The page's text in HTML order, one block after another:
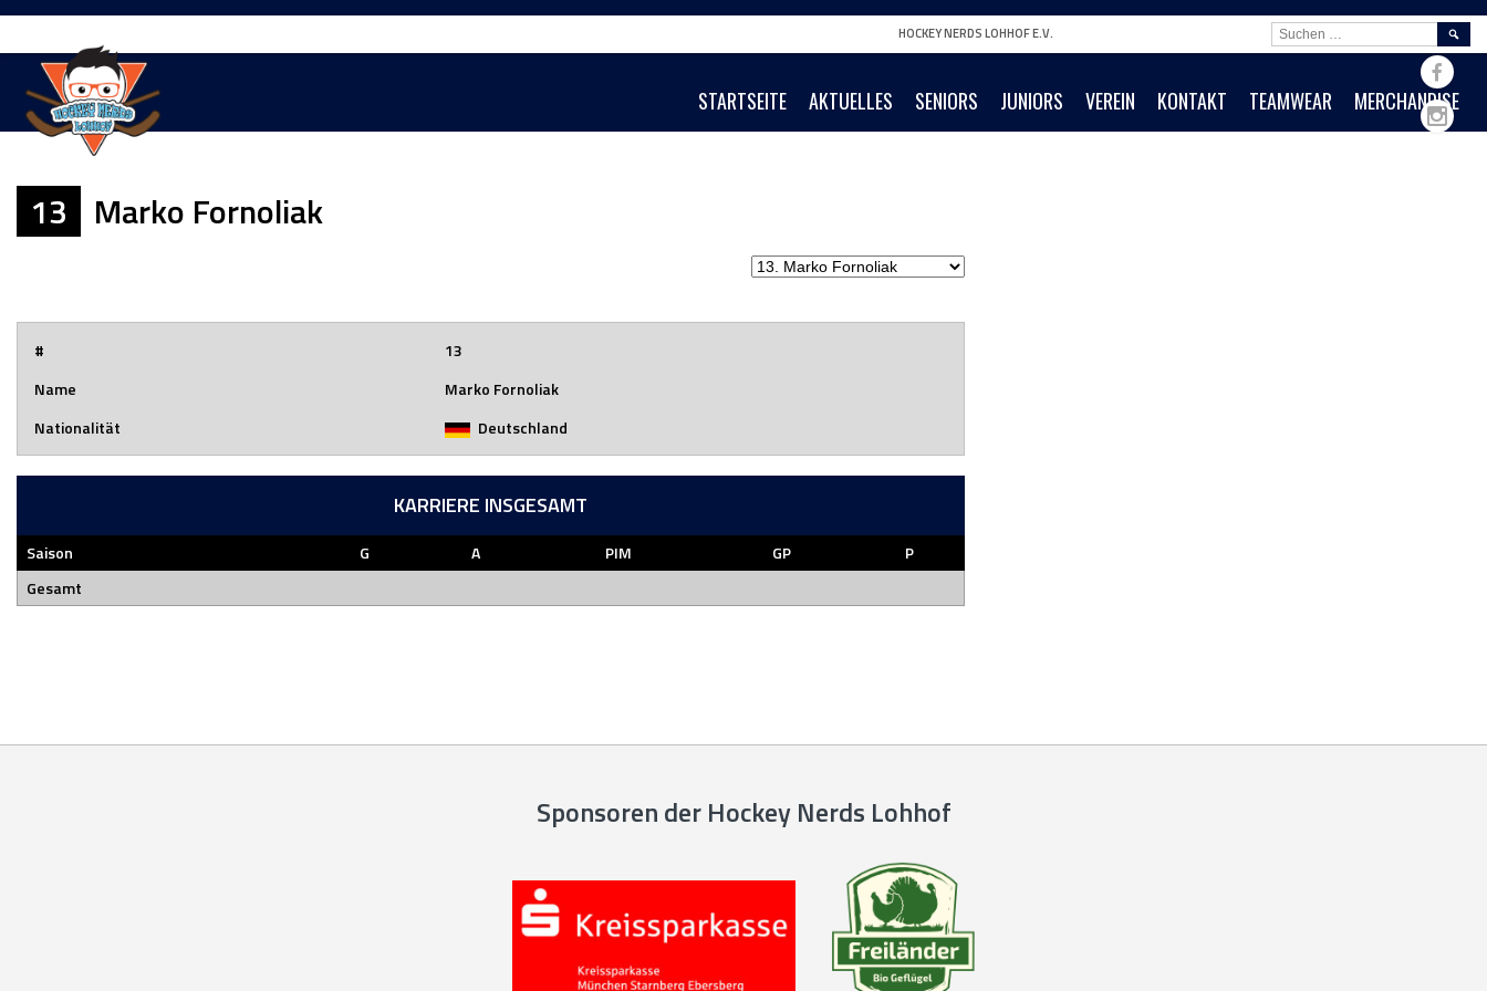
Springe
Inhalt
HOCKEY NERDS LOHHOF E.V.
STARTSEITE AKTUELLES SENIORS JUNIORS VEREIN KONTAKT TEAMWEAR MERCHANDISE
NACH:
13 Marko Fornoliak
#
13
Name
Marko Fornoliak
Nationalität
Deutschland
KARRIERE INSGESAMT
Saison G A PIM GP
P
Gesamt
Sponsoren der Hockey Nerds Lohhof